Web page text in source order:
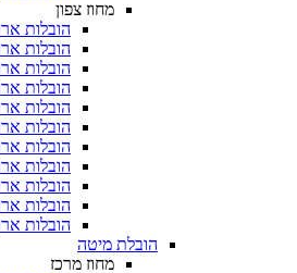
הובלות ארון בחיפה
הובלות ארון בטבריה
הובלות ארון בקריית שמונה
הובלות ארון בנהריה
הובלות ארון בצפת
הובלות ארון במגדל העמק
הובלות ארון בקריית אתא
הובלות ארון בכרמיאל
הובלות ארון בעכו
הובלות ארון בבית שאן
הובלות ארון בעפולה